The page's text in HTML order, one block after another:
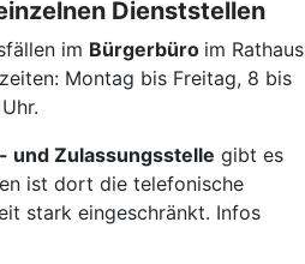
Dienststellen
im Bürgerbüro im Rathaus
Montag bis Freitag, 8 bis
und Zulassungsstelle gibt es
ist dort die telefonische
stark eingeschränkt. Infos